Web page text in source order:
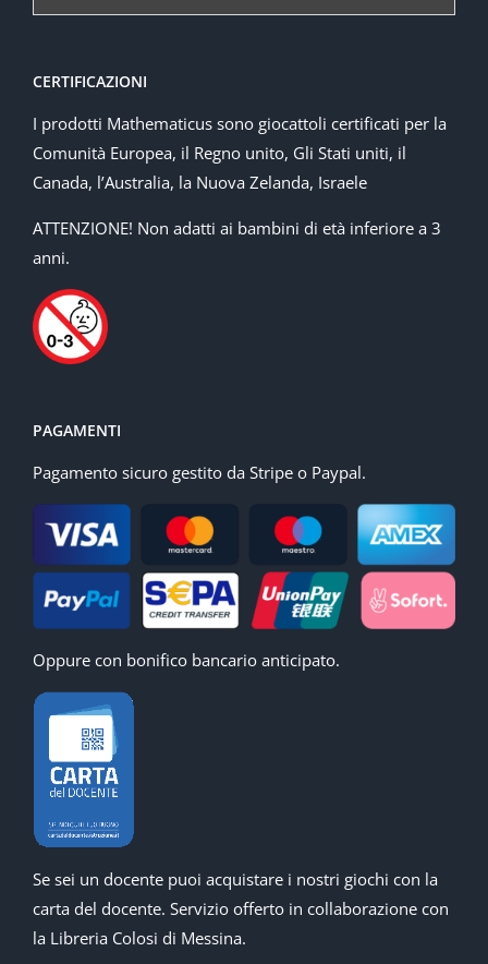
CERTIFICAZIONI
I prodotti Mathematicus sono giocattoli certificati per la
Comunità Europea, il Regno unito, Gli Stati uniti, il
Canada, l’Australia, la Nuova Zelanda, Israele
ATTENZIONE! Non adatti ai bambini di età inferiore a 3
anni.
PAGAMENTI
Pagamento sicuro gestito da Stripe o Paypal.
Oppure con bonifico bancario anticipato.
Se sei un docente puoi acquistare i nostri giochi con la
carta del docente. Servizio offerto in collaborazione con
la Libreria Colosi di Messina.